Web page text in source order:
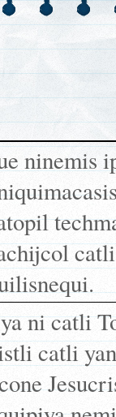
ninemis
ni catli
catli